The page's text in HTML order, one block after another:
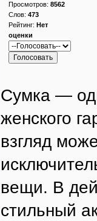
Просмотров: 8562
Слов: 473
Рейтинг: Нет
оценки
Сумка —
женского
взгляд
вещи. В
стильный